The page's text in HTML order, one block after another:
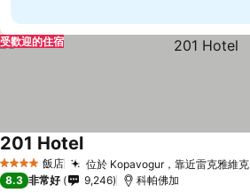
受歡迎的住宿
4 星級 飯店 位於 Kopavogur，靠近雷克雅維克
201 Hotel
8.3 非常好 9,246 科帕佛加